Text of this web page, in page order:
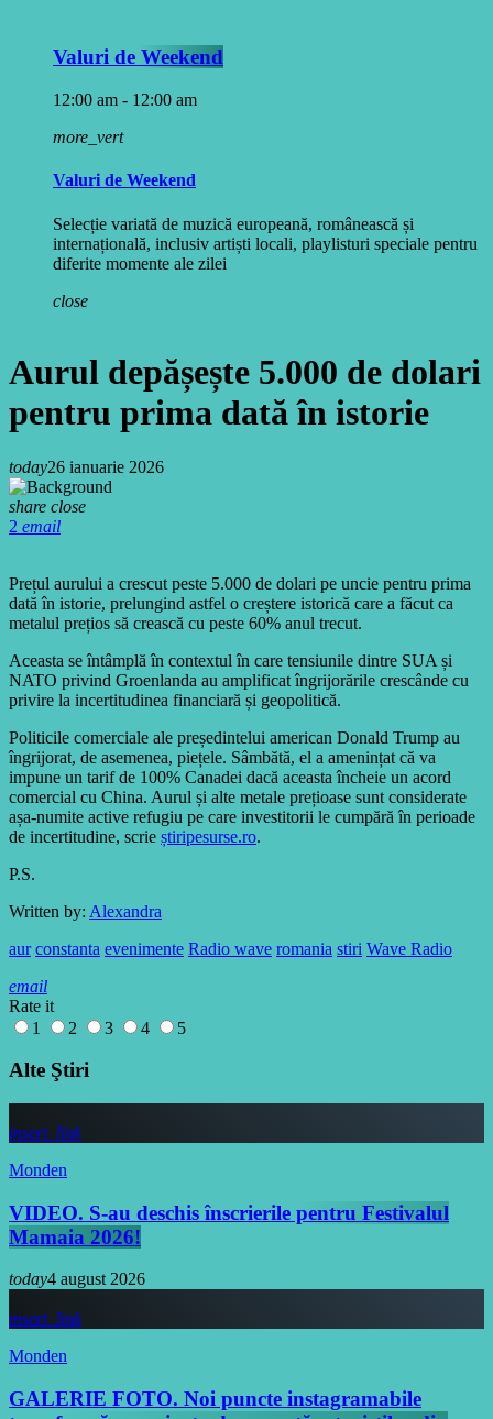
Valuri de Weekend
12:00 am - 12:00 am
more_vert
Valuri de Weekend
Selecție variată de muzică europeană, românească și
internațională, inclusiv artiști locali, playlisturi speciale pentru
diferite momente ale zilei
close
Aurul depășește 5.000 de dolari
pentru prima dată în istorie
today26 ianuarie 2026
share close
2 email
Prețul aurului a crescut peste 5.000 de dolari pe uncie pentru prima
dată în istorie, prelungind astfel o creștere istorică care a făcut ca
metalul prețios să crească cu peste 60% anul trecut.
Aceasta se întâmplă în contextul în care tensiunile dintre SUA și
NATO privind Groenlanda au amplificat îngrijorările crescânde cu
privire la incertitudinea financiară și geopolitică.
Politicile comerciale ale președintelui american Donald Trump au
îngrijorat, de asemenea, piețele. Sâmbătă, el a amenințat că va
impune un tarif de 100% Canadei dacă aceasta încheie un acord
comercial cu China. Aurul și alte metale prețioase sunt considerate
așa-numite active refugiu pe care investitorii le cumpără în perioade
de incertitudine, scrie știripesurse.ro.
P.S.
Written by: Alexandra
aur constanta evenimente Radio wave romania stiri Wave Radio
email
Rate it
1
2 3 4 5
Alte Ştiri
insert_link
Monden
VIDEO. S-au deschis înscrierile pentru Festivalul
Mamaia 2026!
today4 august 2026
insert_link
Monden
GALERIE FOTO. Noi puncte instagramabile